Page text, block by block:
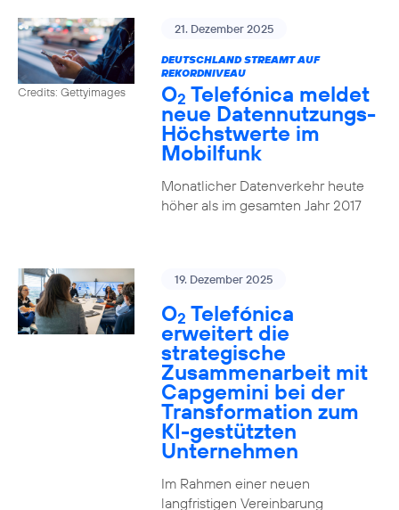
Credits: Gettyimages
21. Dezember 2025
DEUTSCHLAND STREAMT AUF
REKORDNIVEAU
O2 Telefónica meldet
neue Datennutzungs-
Höchstwerte im
Mobilfunk
Monatlicher Datenverkehr heute
höher als im gesamten Jahr 2017
19. Dezember 2025
O2 Telefónica
erweitert die
strategische
Zusammenarbeit mit
Capgemini bei der
Transformation zum
KI-gestützten
Unternehmen
Im Rahmen einer neuen
langfristigen Vereinbarung